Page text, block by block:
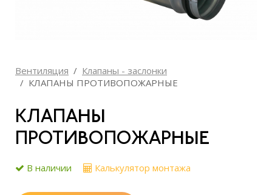
Вентиляция
Клапаны - заслонки
КЛАПАНЫ ПРОТИВОПОЖАРНЫЕ
КЛАПАНЫ
ПРОТИВОПОЖАРНЫЕ
В наличии Калькулятор монтажа